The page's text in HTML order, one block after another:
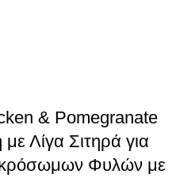
& Pomegranate
Λίγα Σιτηρά για
Φυλών με